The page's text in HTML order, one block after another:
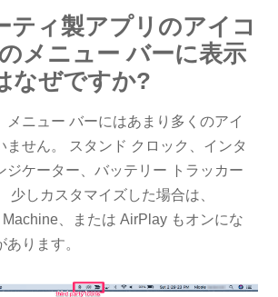
ティ製アプリのアイコ
メニュー バーに表示
なぜですか?
メニュー バーにはあまり多くのアイ
ません。 スタンド クロック、インタ
ジケーター、バッテリー トラッカー
少しカスタマイズした場合は、
、または AirPlay もオンにな
ります。